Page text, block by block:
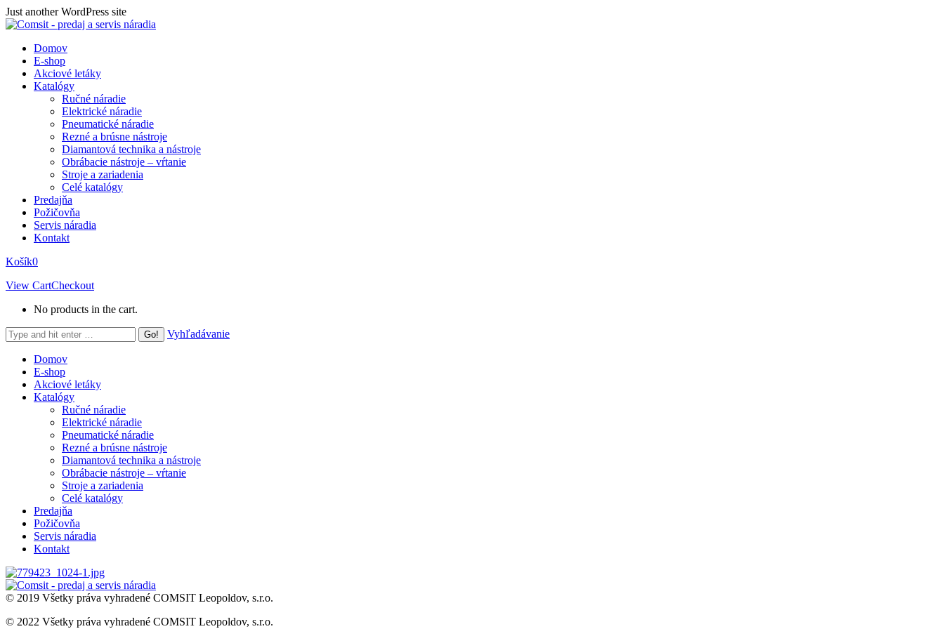
Skip
to
Just another WordPress site
Domov
E-shop
Akciové letáky
Katalógy
Ručné náradie
Elektrické náradie
Pneumatické náradie
Rezné a brúsne nástroje
Diamantová technika a nástroje
Obrábacie nástroje – vŕtanie
Stroje a zariadenia
Celé katalógy
Predajňa
Požičovňa
Servis náradia
Kontakt
Košík0
View CartCheckout
No products in the cart.
Search:
Vyhľadávanie
Domov
E-shop
Akciové letáky
Katalógy
Ručné náradie
Elektrické náradie
Pneumatické náradie
Rezné a brúsne nástroje
Diamantová technika a nástroje
Obrábacie nástroje – vŕtanie
Stroje a zariadenia
Celé katalógy
Predajňa
Požičovňa
Servis náradia
Kontakt
© 2019 Všetky práva vyhradené COMSIT Leopoldov, s.r.o.
© 2022 Všetky práva vyhradené COMSIT Leopoldov, s.r.o.